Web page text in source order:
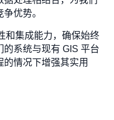
优势。
和集成能力，确保始终
系统与现有 GIS 平台
情况下增强其实用